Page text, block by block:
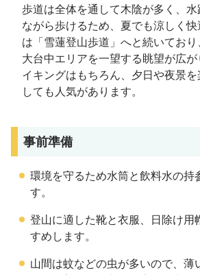
歩道は全体を通して木陰が多く、
ながら歩けるため、夏でも涼しく
は「雪蓮登山歩道」へと続いており
大台中エリアを一望する眺望が広
イキングはもちろん、夕日や夜景
しても人気があります。
事前準備
環境を守るため水筒と飲料水の持
す。
登山に適した靴と衣服、日除け用
すめします。
山間は蚊などの虫が多いので、薄